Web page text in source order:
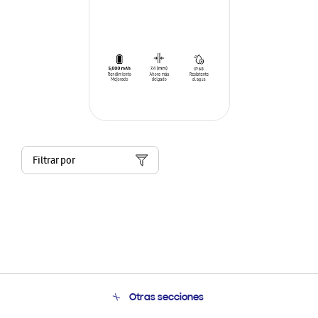
Filtrar por
Otras secciones